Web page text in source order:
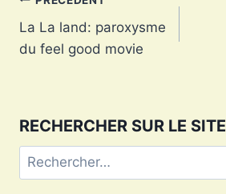
de
La La land: paroxysme
du feel good movie
RECHERCHER SUR LE SITE
Rechercher :